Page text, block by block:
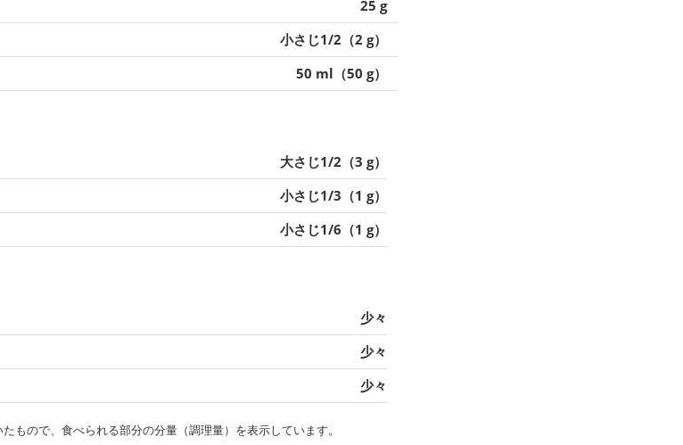
25 g
小さじ1/2（2 g）
50 ml（50 g）
大さじ1/2（3 g）
小さじ1/3（1 g）
小さじ1/6（1 g）
少々
少々
少々
もので、食べられる部分の分量（調理量）を表示しています。